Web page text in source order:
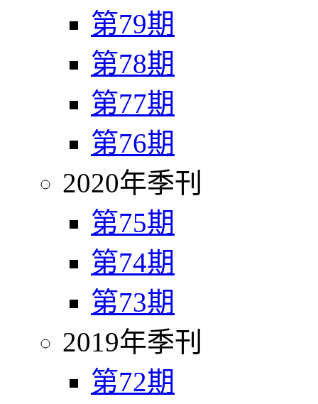
第79期
第78期
第77期
第76期
2020年季刊
第75期
第74期
第73期
2019年季刊
第72期